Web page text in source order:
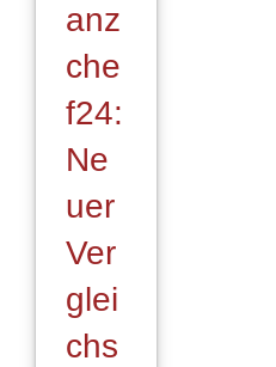
anz
che
f24:
Ne
uer
Ver
glei
chs